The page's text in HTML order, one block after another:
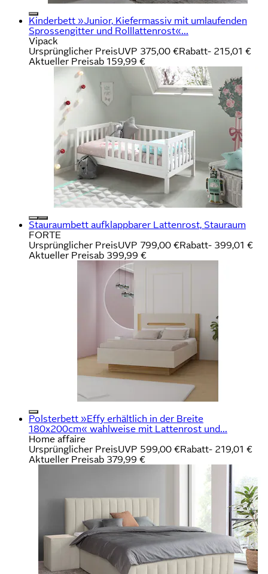
Kinderbett »Junior, Kiefermassiv mit umlaufenden
Sprossengitter und Rolllattenrost«...
Vipack
Ursprünglicher PreisUVP 375,00 €Rabatt- 215,01 €
Aktueller Preisab 159,99 €
Stauraumbett aufklappbarer Lattenrost, Stauraum
FORTE
Ursprünglicher PreisUVP 799,00 €Rabatt- 399,01 €
Aktueller Preisab 399,99 €
Polsterbett »Effy erhältlich in der Breite
180x200cm« wahlweise mit Lattenrost und...
Home affaire
Ursprünglicher PreisUVP 599,00 €Rabatt- 219,01 €
Aktueller Preisab 379,99 €